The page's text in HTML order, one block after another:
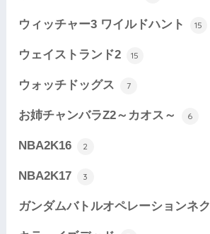
ウィッチャー3 ワイルドハント 15
ウェイストランド2 15
ウォッチドッグス 7
お姉チャンバラZ2～カオス～ 6
NBA2K16 2
NBA2K17 3
ガンダムバトルオペレーションネ